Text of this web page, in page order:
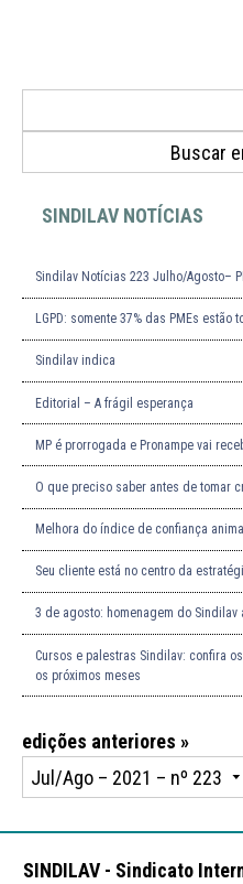
SINDILAV NOTÍCIAS
Sindilav Notícias 223 Julho/Agosto–
LGPD: somente 37% das PMEs estão
Sindilav indica
Editorial – A frágil esperança
MP é prorrogada e Pronampe vai
O que preciso saber antes de tomar
Melhora do índice de confiança
Seu cliente está no centro da
3 de agosto: homenagem do Sindilav
Cursos e palestras Sindilav: confira
os próximos meses
edições anteriores »
SINDILAV - Sindicato